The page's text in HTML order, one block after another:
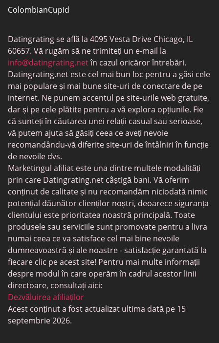
ColombianCupid
MeetMindful
Întâlniri BDSM
BBPeopleMeet
Site-uri Sugar Daddy
JPeopleMeet
Întâlniri trans
Întâlniri pentru seniori
MyLOL
Întâlniri gay
Întâlniri lesbiene
Site-uri de întâlniri negre
SugarDaddyMeet
LatinAmericanCupid
CatholicMatch
Datingrating se află la 4095 Vesta Drive Chicago, IL
60657. Vă rugăm să ne trimiteți un e-mail la
info@datingrating.netîn cazul oricăror întrebări.
Datingrating.net este cel mai bun loc pentru a găsi cele
mai populare și mai bune site-uri de conectare de pe
internet. Ne punem accentul pe site-urile web gratuite,
dar și pe cele plătite pentru a vă explora opțiunile. Fie
că sunteți în căutarea unei relații casual sau serioase,
vă putem ajuta să găsiți ceea ce aveți nevoie
recomandându-vă diferite site-uri de întâlniri în funcție
de nevoile dvs.
Marketingul afiliat este una dintre multele modalități
prin care Datingrating.net câștigă bani. Vă oferim
conținut de calitate și nu recomandăm niciodată nimic
potențial dăunător clienților noștri, deoarece siguranța
clientului este prioritatea noastră principală. Toate
produsele sau serviciile sunt promovate pentru a livra
numai ceea ce va satisface cel mai bine nevoile
dumneavoastră și ale noastre - satisfacție garantată la
fiecare clic pe acest site! Pentru mai multe informații
despre modul în care operăm în cadrul acestor linii
directoare, consultați aici:
Dezvăluirea afiliaților
Acest conținut a fost actualizat ultima dată pe 15
septembrie 2026.